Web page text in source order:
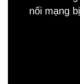
window.nối mạng